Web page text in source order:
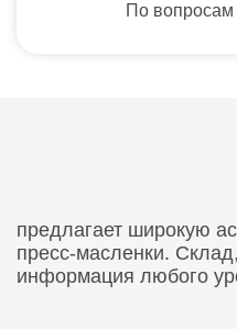
По вопросам
предлагает широкую
пресс-масленки.
информация любого